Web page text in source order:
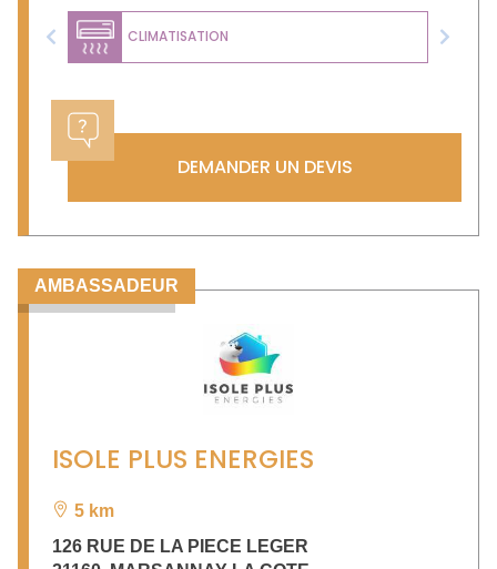
CLIMATISATION
Previous Next
DEMANDER UN DEVIS
AMBASSADEUR
ISOLE PLUS ENERGIES
5 km
126 RUE DE LA PIECE LEGER